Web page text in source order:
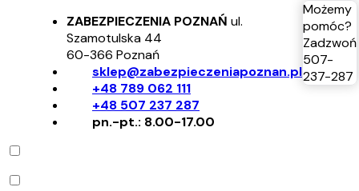
ZABEZPIECZENIA POZNAŃ ul.
Szamotulska 44
60-366 Poznań
sklep@zabezpieczeniapoznan.pl
+48 789 062 111
+48 507 237 287
pn.-pt.: 8.00-17.00
Możemy
pomóc?
Zadzwoń
507-
237-287